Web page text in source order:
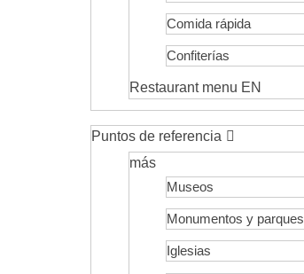
Comida rápida
Confiterías
Restaurant menu EN
Puntos de referencia
más
Museos
Monumentos y parques
Iglesias